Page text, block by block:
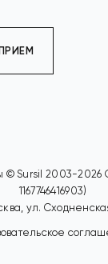
© Sursil 2003-2026
1167746416903)
ул.